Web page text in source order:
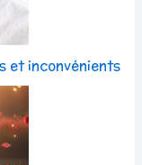
et inconvénients